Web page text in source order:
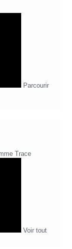
Parcourir
Trace
Voir tout